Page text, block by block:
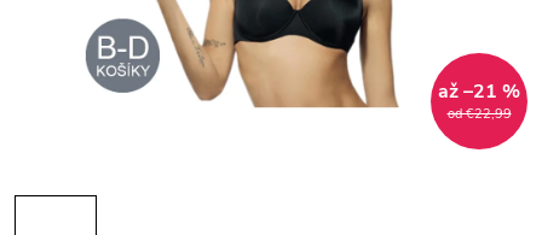
od €22,99
až –21 %